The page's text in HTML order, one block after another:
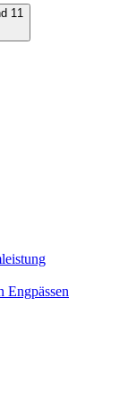
11
Engpässen